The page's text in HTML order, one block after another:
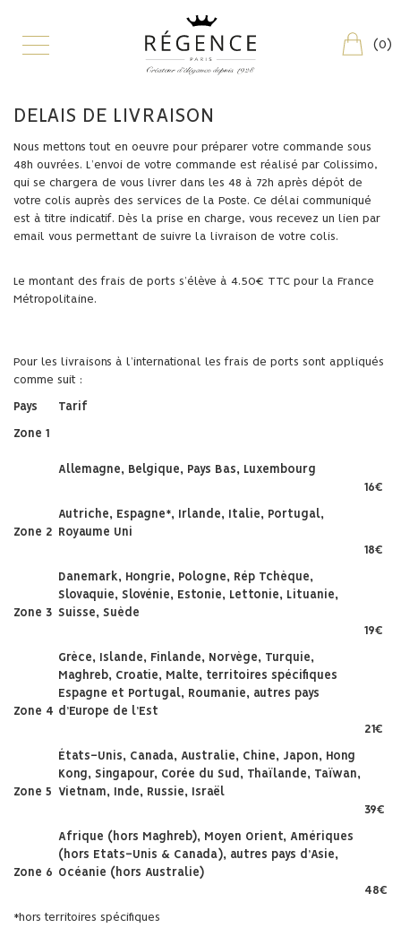
(0 )
DELAIS DE LIVRAISON
Nous mettons tout en oeuvre pour préparer votre commande sous
48h ouvrées. L’envoi de votre commande est réalisé par Colissimo,
qui se chargera de vous livrer dans les 48 à 72h après dépôt de
votre colis auprès des services de la Poste. Ce délai communiqué
est à titre indicatif. Dès la prise en charge, vous recevez un lien par
email vous permettant de suivre la livraison de votre colis.
Le montant des frais de ports s’élève à 4.50€ TTC pour la France
Métropolitaine.
Pour les livraisons à l’international les frais de ports sont appliqués
comme suit :
Pays Tarif
Zone 1
Allemagne, Belgique, Pays Bas, Luxembourg
16€
Zone 2
Autriche, Espagne*, Irlande, Italie, Portugal,
Royaume Uni
18€
Zone 3
Danemark, Hongrie, Pologne, Rép Tchèque,
Slovaquie, Slovénie, Estonie, Lettonie, Lituanie,
Suisse, Suède
19€
Zone 4
Grèce, Islande, Finlande, Norvège, Turquie,
Maghreb, Croatie, Malte, territoires spécifiques
Espagne et Portugal, Roumanie, autres pays
d’Europe de l’Est
21€
Zone 5
États-Unis, Canada, Australie, Chine, Japon, Hong
Kong, Singapour, Corée du Sud, Thaïlande, Taïwan,
Vietnam, Inde, Russie, Israël
39€
Zone 6
Afrique (hors Maghreb), Moyen Orient, Amériques
(hors Etats-Unis & Canada), autres pays d’Asie,
Océanie (hors Australie)
48€
*hors territoires spécifiques